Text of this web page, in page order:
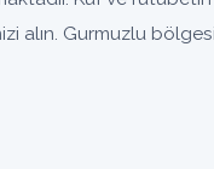
alın. Gurmuzlu